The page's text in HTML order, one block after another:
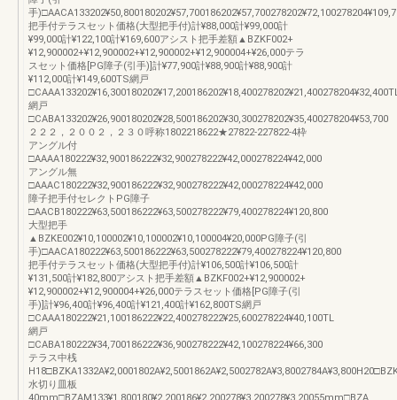
手
把手付テラスセット価格(大型把手付)計¥88,000計¥99,000計
¥99,000計¥122,100計¥169,600アシスト把手差額▲BZKF002+
¥12,900002+¥12,900002+¥12,900002+¥12,900004+¥26,000テラ
スセット価格[PG障子(引手)]計¥77,900計¥88,900計¥88,900計
¥112,000計¥149,600TS網戸
網戸
□CABA133202¥26,900180202¥28,500186202¥30,300278202¥35,400278204¥53,700
２２２，２００２，２３０呼称1802218622★27822-227822-4枠
アングル付
□AAAA180222¥32,900186222¥32,900278222¥42,000278224¥42,000
アングル無
□AAAC180222¥32,900186222¥32,900278222¥42,000278224¥42,000
障子把手付セレクトPG障子
□AACB180222¥63,500186222¥63,500278222¥79,400278224¥120,800
大型把手
▲BZKE002¥10,100002¥10,100002¥10,100004¥20,000PG障子(引
手)□AACA180222¥63,500186222¥63,500278222¥79,400278224¥120,800
把手付テラスセット価格(大型把手付)計¥106,500計¥106,500計
¥131,500計¥182,800アシスト把手差額▲BZKF002+¥12,900002+
¥12,900002+¥12,900004+¥26,000テラスセット価格[PG障子(引
手)]計¥96,400計¥96,400計¥121,400計¥162,800TS網戸
□CAAA180222¥21,100186222¥22,400278222¥25,600278224¥40,100TL
網戸
□CABA180222¥34,700186222¥36,900278222¥42,100278224¥66,300
テラス中桟
水切り皿板
40mm□BZAM133¥1,800180¥2,200186¥2,200278¥3,200278¥3,20055mm□BZA